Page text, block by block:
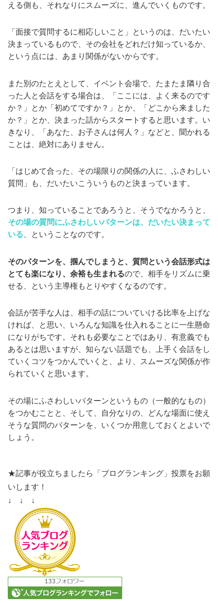
える側も、それなりにスムーズに、進んでいくものです。
「面接で質問するに相応しいこと」というのは、だいたい
決まっているもので、その会社をどれだけ知っているか、
という点には、あまり関係がないからです。
また別のたとえとして、イベント会場で、たまたま隣り合
った人と会話をする場合は、「ここには、よく来るのです
か？」とか「初めてですか？」とか、「どこから来ました
か？」とか、決まった話からスタートすると思います。い
きなり、「あなた、お子さんは何人？」などと、聞かれる
ことは、絶対にありません。
「はじめて合った、その場限りの関係の人に、ふさわしい
質問」も、だいたいこういうものと決まっています。
つまり、知っていることであろうと、そうでなかろうと、
その場の質問にふさわしいパターンは、だいたい決まって
いる、ということなのです。
そのパターンを、掴んでしまうと、質問という会話形式は
とても楽になり、余裕も生まれるので、相手をリズムに乗
せる、という主導権もとりやすくなるのです。
会話が苦手な人は、相手の話についていける比率を上げな
ければ、と思い、いろんな知識を仕入れることに一生懸命
になりがちです。それも必要なことではあり、有意義でも
あるとは思いますが、知らない話題でも、上手く会話をし
ていくコツをつかんでいくと、より、スムーズな関係が作
られていくと思います。
その場にふさわしいパターンというもの（一般的なもの）
をつかむことと、そして、自分なりの、どんな場面に使え
そうな質問のパターンを、いくつか用意しておくとよいで
しょう。
★記事が役立ちましたら「ブログランキング」投票をお願
いします！
↓ ↓ ↓